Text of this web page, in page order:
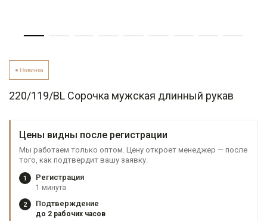
Новинка
220/119/BL Сорочка мужская длинный рукав
Цены видны после регистрации
Мы работаем только оптом. Цену откроет менеджер — после
того, как подтвердит вашу заявку.
1 Регистрация
1 минута
2 Подтверждение
до 2 рабочих часов